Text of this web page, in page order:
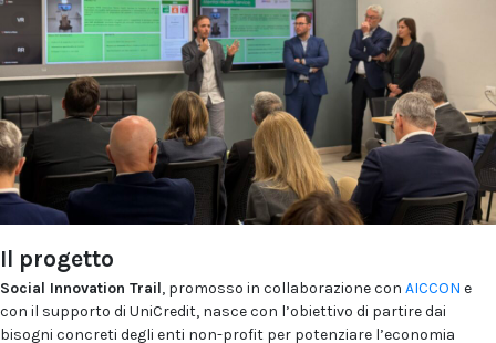
Il progetto
Social Innovation Trail, promosso in collaborazione con AICCON e
con il supporto di UniCredit, nasce con l’obiettivo di partire dai
bisogni concreti degli enti non-profit per potenziare l’economia